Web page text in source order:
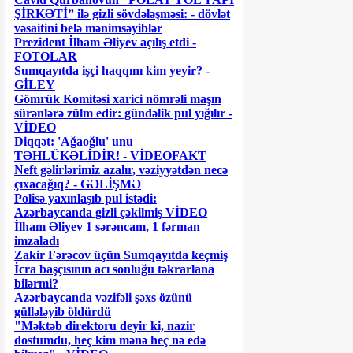
ŞİRKƏTİ” ilə gizli sövdələşməsi: - dövlət
vəsaitini belə mənimsəyiblər
Prezident İlham Əliyev açılış etdi -
FOTOLAR
Sumqayıtda işçi haqqını kim yeyir? -
GİLEY
Gömrük Komitəsi xarici nömrəli maşın
sürənlərə zülm edir: gündəlik pul yığılır -
VİDEO
Diqqət: 'Ağaoğlu' unu
TƏHLÜKƏLİDİR! - VİDEOFAKT
Neft gəlirlərimiz azalır, vəziyyətdən necə
çıxacağıq? - GƏLİŞMƏ
Polisə yaxınlaşıb pul istədi:
Azərbaycanda gizli çəkilmiş VİDEO
İlham Əliyev 1 sərəncam, 1 fərman
imzaladı
Zakir Fərəcov üçün Sumqayıtda keçmiş
İcra başçısının acı sonluğu təkrarlana
bilərmi?
Azərbaycanda vəzifəli şəxs özünü
güllələyib öldürdü
"Məktəb direktoru deyir ki, nazir
dostumdu, heç kim mənə heç nə edə